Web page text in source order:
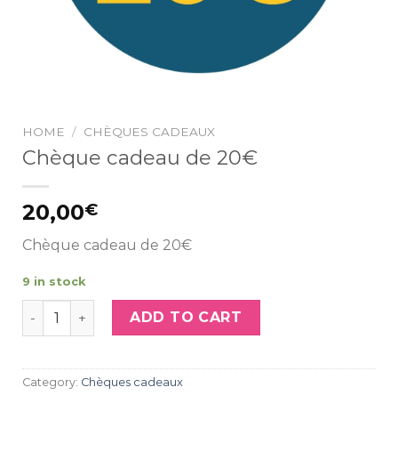
HOME / CHÈQUES CADEAUX
Chèque cadeau de 20€
20,00€
Chèque cadeau de 20€
9 in stock
Chèque cadeau de 20€ quantity
ADD TO CART
Category: Chèques cadeaux